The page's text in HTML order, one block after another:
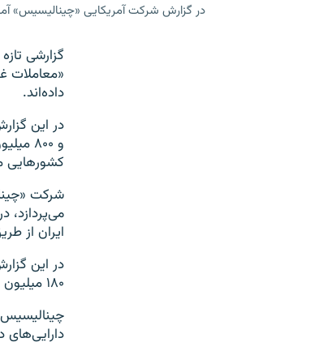
در گزارش شرکت آمریکایی «چینالیسیس» آمده که خروج سرمایه از ایران در
داده‌اند.
و
کشورهایی
شرکت
می‌پردازد،
ایران از
۱۸۰ میلیون دلار رسید که نسبت به سال قبل ۷۰ درصد افزایش یافته است.
چینالیسیس